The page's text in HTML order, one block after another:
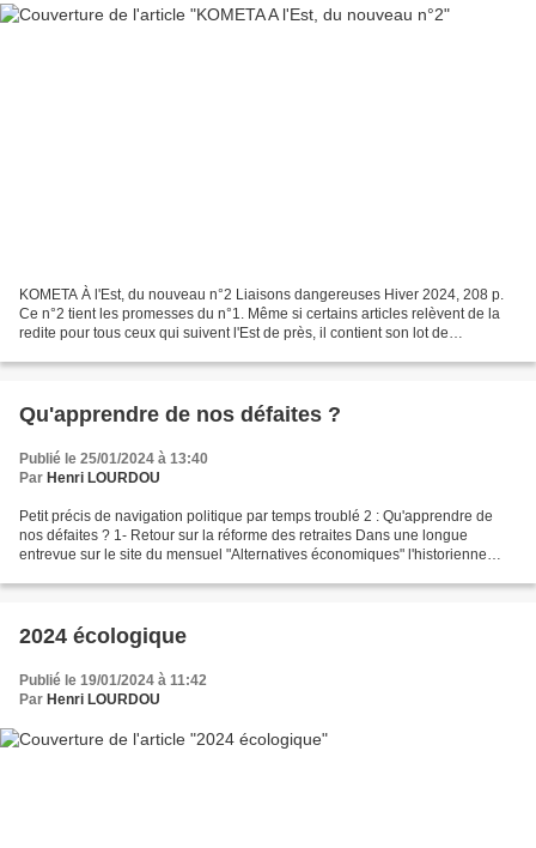
KOMETA À l'Est, du nouveau n°2 Liaisons dangereuses Hiver 2024, 208 p.
Ce n°2 tient les promesses du n°1. Même si certains articles relèvent de la
redite pour tous ceux qui suivent l'Est de près, il contient son lot de
Qu'apprendre de nos défaites ?
Publié le 25/01/2024 à 13:40
Par Henri LOURDOU
Petit précis de navigation politique par temps troublé 2 : Qu'apprendre de
nos défaites ? 1- Retour sur la réforme des retraites Dans une longue
entrevue sur le site du mensuel "Alternatives économiques" l'historienne
2024 écologique
Publié le 19/01/2024 à 11:42
Par Henri LOURDOU